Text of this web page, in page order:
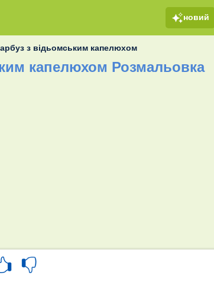
новий
з відьомським капелюхом
капелюхом Розмальовка